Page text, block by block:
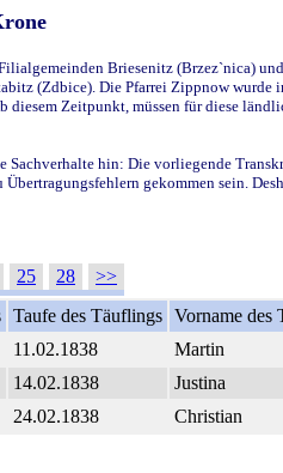
Briesenitz (Brzez`nica)
(Zdbice). Die Pfarrei Zippnow
Zeitpunkt, müssen für diese
Sachverhalte hin: Die vorliegende
gekommen sein.
25 28
>>
Taufe des Täuflings Vorname des
11.02.1838 Martin
14.02.1838 Justina
24.02.1838 Christian